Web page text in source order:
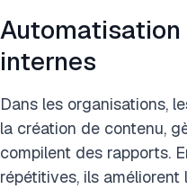
internes
Dans les organisations,
la création de contenu,
compilent des rapports.
répétitives, ils